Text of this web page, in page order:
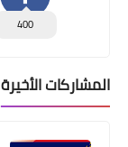
400
المشاركات الأخيرة